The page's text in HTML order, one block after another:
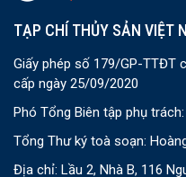
TẠP CHÍ THỦY SẢN VIỆT
Giấy phép số 179/GP-TTĐT
cấp ngày 25/09/2020
Phó Tổng Biên tập phụ
Tổng Thư ký toà soạn:
Địa chỉ: Lầu 2, Nhà B, 116